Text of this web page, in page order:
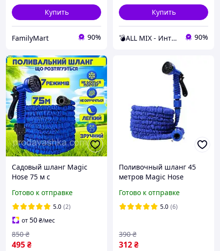
Купить
FamilyMart 90%
Купить
💣ALL MIX - Интернет магазин товаров для дома 💣 90%
Садовый шланг Magic
Hose 75 м с
растягивающийся
поливочный шланг XHose
для полива и мойки
Готово к отправке
5.0 (2)
от50₴/мес
495₴
850 ₴
Поливочный шланг 45
метров Magic Hose
гибкий, с распылителем
для сада и огорода
Готово к отправке
5.0 (6)
312₴
390 ₴